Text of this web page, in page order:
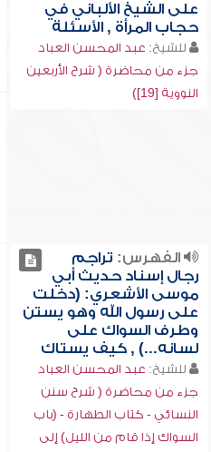
على الشيخ الألباني في
حجاب المرأة , الأسئلة
للشيخ: عبد المحسن العباد
جزء من محاضرة ( شرح الأربعين
النووية [19])
الفهرس: تراجم
رجال إسناد حديث أبي
موسى الأشعري: (دخلت
على رسول الله وهو يستن
وطرف السواك على
لسانه...) , كيف يستاك
للشيخ: عبد المحسن العباد
جزء من محاضرة ( شرح سنن
النسائي - كتاب الطهارة - (باب
السواك إذا قام من الليل) إلى